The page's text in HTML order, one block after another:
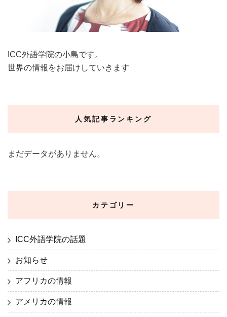
ICC外語学院の小島です。
世界の情報をお届けしていきます
人気記事ランキング
まだデータがありません。
カテゴリー
ICC外語学院の話題
お知らせ
アフリカの情報
アメリカの情報